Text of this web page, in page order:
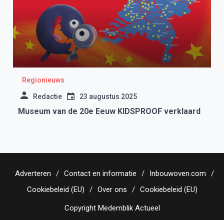
Regionieuws
Redactie 23 augustus 2025
Museum van de 20e Eeuw KIDSPROOF verklaard
Adverteren Contact en informatie
Inbouwoven.com
Cookiebeleid (EU)
Over ons Cookiebeleid (EU)
Copyright Medemblik Actueel